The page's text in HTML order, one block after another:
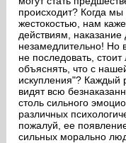
происходит? Когда
жестокостью, нам
действиям,
незамедлительно! Но
не последовать,
объяснять, что с
искупления"? Каждый
видят всю
столь сильного
различных
пожалуй, ее
сильных морально